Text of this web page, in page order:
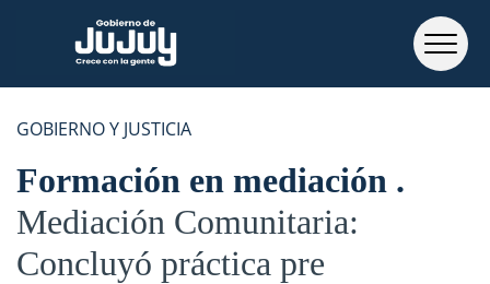
GOBIERNO Y JUSTICIA
Formación en mediación
Mediación Comunitaria:
Concluyó práctica pre